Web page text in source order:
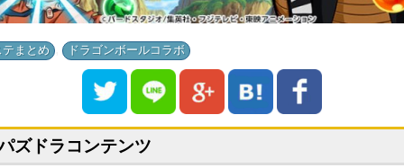
テまとめ ドラゴンボールコラボ
ズドラコンテンツ